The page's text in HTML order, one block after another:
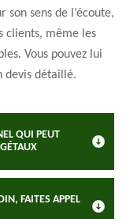
sens de l’écoute,
clients, même les
Vous pouvez lui
devis détaillé.
QUI PEUT
FAITES APPEL